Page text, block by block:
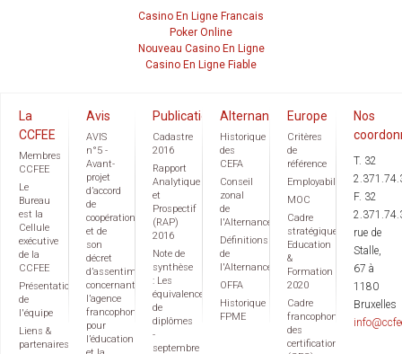
Casino En Ligne Francais
Poker Online
Nouveau Casino En Ligne
Casino En Ligne Fiable
La
CCFEE
Membres
CCFEE
Le
Bureau
est la
Cellule
exécutive
de la
CCFEE
Présentation
de
l'équipe
Liens &
partenaires
Avis
AVIS
n°5 -
Avant-
projet
d’accord
de
coopération
et de
son
décret
d’assentiment
concernant
l’agence
francophone
pour
l’éducation
Publications
Cadastre
2016
Rapport
Analytique
et
Prospectif
(RAP)
2016
Note de
synthèse
: Les
équivalences
de
diplômes
-
septembre
Alternance
Historique
des
CEFA
Conseil
zonal
de
l'Alternance
Définitions
de
l'Alternance
OFFA
Historique
FPME
Europe
Critères
de
référence
Employabilité
MOC
Cadre
stratégique
Education
&
Formation
2020
Cadre
francophone
des
certifications
Nos
T. 32
F. 32
rue de
Stalle,
67 à
1180
Bruxelles